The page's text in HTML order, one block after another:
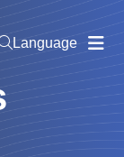
Language